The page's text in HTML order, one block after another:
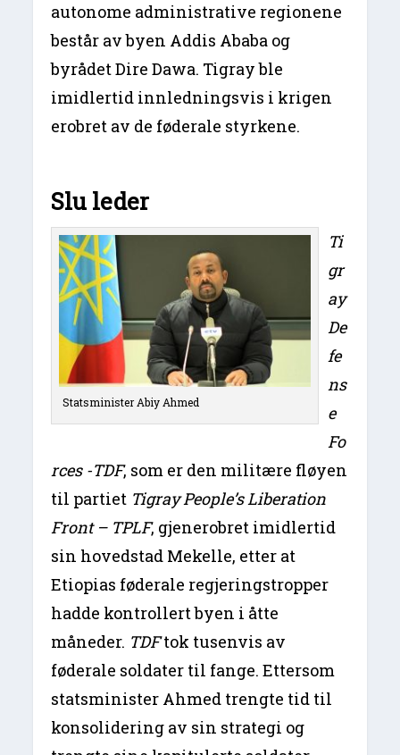
autonome administrative regionene
består av byen Addis Ababa og
byrådet Dire Dawa. Tigray ble
imidlertid innledningsvis i krigen
erobret av de føderale styrkene.
Slu leder
Statsminister Abiy Ahmed
Ti
gr
ay
De
fe
ns
e
Fo
rces -TDF, som er den militære fløyen
til partiet Tigray People’s Liberation
Front – TPLF, gjenerobret imidlertid
sin hovedstad Mekelle, etter at
Etiopias føderale regjeringstropper
hadde kontrollert byen i åtte
måneder. TDFtok tusenvis av
føderale soldater til fange. Ettersom
statsminister Ahmed trengte tid til
konsolidering av sin strategi og